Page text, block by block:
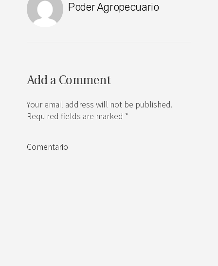
Poder Agropecuario
Add a Comment
Your email address will not be published.
Required fields are marked *
Comentario